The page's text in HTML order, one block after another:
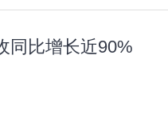
同比增长近90%